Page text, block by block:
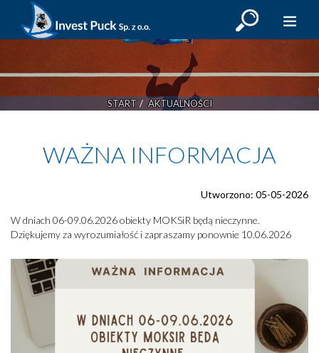
OBIEKTY SPORTOWE
MARINA PUCK
PŁATNOŚCI MOBILNE
GRAFIK ZAJĘĆ
KONTAKT
FUNDUSZE EUROPEJSKIE
START AKTUALNOŚCI
WAŻNA INFORMACJA
Utworzono: 05-05-2026
W dniach 06-09.06.2026 obiekty MOKSiR będą nieczynne.
Dziękujemy za wyrozumiałość i zapraszamy ponownie 10.06.2026